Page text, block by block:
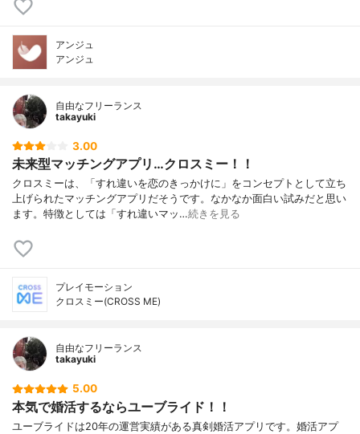
アンジュ
アンジュ
自由なフリーランス
takayuki
3.00
未来型マッチングアプリ…クロスミー！！
クロスミーは、「すれ違いを恋のきっかけに」をコンセプトとして立ち
上げられたマッチングアプリだそうです。なかなか面白い試みだと思い
ます。特徴としては「すれ違いマッ…続きを見る
プレイモーション
クロスミー(CROSS ME)
自由なフリーランス
takayuki
5.00
本気で婚活するならユーブライド！！
ユーブライドは20年の運営実績がある真剣婚活アプリです。婚活アプ